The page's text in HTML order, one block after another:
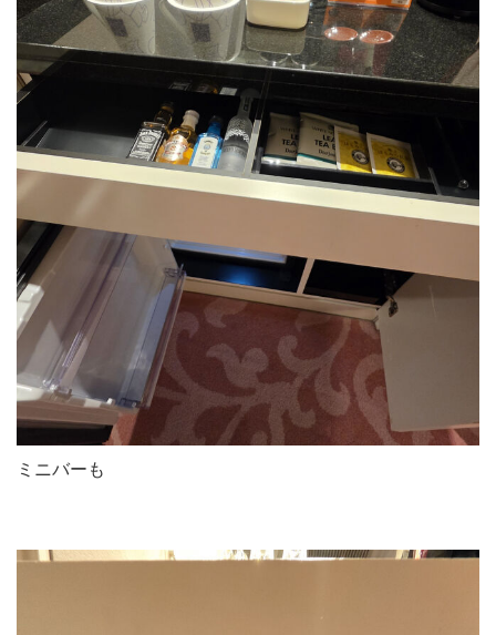
ミニバーも